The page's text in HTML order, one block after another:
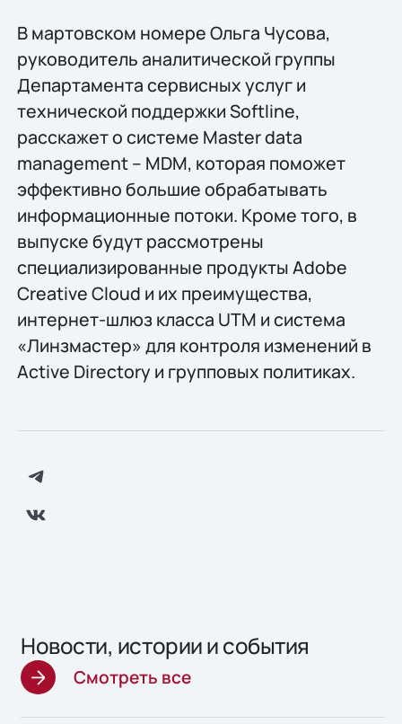
В мартовском номере Ольга Чусова,
руководитель аналитической группы
Департамента сервисных услуг и
технической поддержки Softline,
расскажет о системе Master data
management – MDM, которая поможет
эффективно большие обрабатывать
информационные потоки. Кроме того, в
выпуске будут рассмотрены
специализированные продукты Adobe
Creative Cloud и их преимущества,
интернет-шлюз класса UTM и система
«Линзмастер» для контроля изменений в
Active Directory и групповых политиках.
Новости, истории и события
Смотреть все